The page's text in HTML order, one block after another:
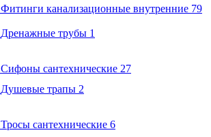
Фитинги канализационные внутренние 79
Дренажные трубы 1
Сифоны сантехнические 27
Душевые трапы 2
Тросы сантехнические 6